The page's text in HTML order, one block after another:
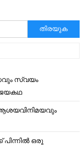
അനേഷിക്കുക
സ്വയം
പിന്നിൽ ഒരു